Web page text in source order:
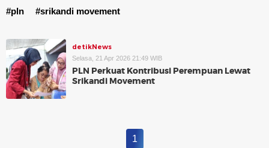
#pln #srikandi movement
detikNews
Selasa, 21 Apr 2026 21:49 WIB
PLN Perkuat Kontribusi Perempuan Lewat
Srikandi Movement
1